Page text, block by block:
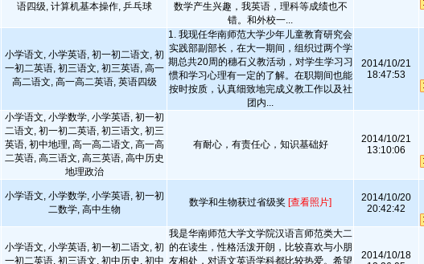
语四级, 计算机基本操作, 乒乓球
数学产生兴趣，我英语，理科等成绩也不
错。和外校一...
小学语文, 小学英语, 初一初二语文, 初
一初二英语, 初三语文, 初三英语, 高一
高二语文, 高一高二英语, 英语四级
1. 我现任华南师范大学少年儿童教育研究会
实践部副部长，在大一期间，组织过两个学
期总共20周的穗石义教活动，对学生学习习
惯和学习心理有一定的了解。在职期间也能
按时按质，认真细致地完成义教工作以及社
团内...
2014/10/21
18:47:53
小学语文, 小学数学, 小学英语, 初一初
二语文, 初一初二英语, 初三语文, 初三
英语, 初中地理, 高一高二语文, 高一高
二英语, 高三语文, 高三英语, 高中历史
地理政治
有耐心，有责任心，知识基础好
2014/10/21
13:10:06
小学语文, 小学数学, 小学英语, 初一初
二数学, 高中生物
数学和生物获过省级奖 [查看照片]
2014/10/20
20:42:42
小学语文, 小学英语, 初一初二语文, 初
一初二英语, 初三语文, 初中历史, 初中
我是华南师范大学文学院汉语言师范类大二
的在读生，性格活泼开朗，比较喜欢与小朋
友相处，对语文英语学科都比较热爱。希望
2014/10/18